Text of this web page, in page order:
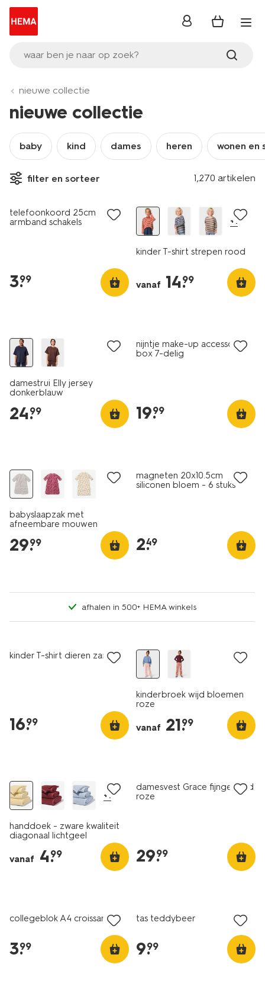
waar ben je naar op zoek?
inloggen
nieuwe collectie
nieuwe collectie
baby kind dames heren wonen en
filter en sorteer 1,270 artikelen
nieuw
telefoonkoord 25cm
armband schakels
3.
99
+1
kinder T-shirt strepen rood
vanaf 14.
99
damestrui Elly jersey
donkerblauw
24.
99
nijntje make-up accessoires
box 7-delig
19.
99
babyslaapzak met
afneembare mouwen
lichtgrijs
29.
99
magneten 20x10.5cm
siliconen bloem - 6 stuks
2.
49
afhalen in 500+ HEMA winkels
kinder T-shirt dieren zand
16.
99
kinderbroek wijd bloemen
roze
vanaf 21.
99
+1
handdoek - zware kwaliteit
diagonaal lichtgeel
vanaf 4.
99
damesvest Grace fijngebreid
roze
29.
99
collegeblok A4 croissant
3.
99
tas teddybeer
9.
99